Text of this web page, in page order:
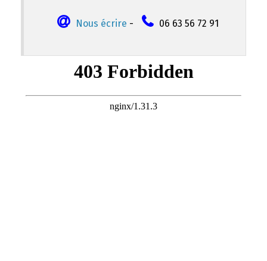
Nous écrire - 06 63 56 72 91